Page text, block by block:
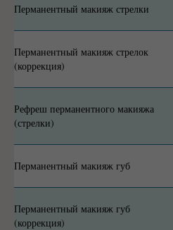
Перманентный макияж стрелки
Перманентный макияж стрелок
(коррекция)
Рефреш перманентного макияжа
(стрелки)
Перманентный макияж губ
Перманентный макияж губ
(коррекция)